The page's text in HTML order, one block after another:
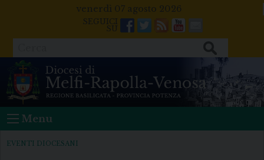
venerdì 07 agosto 2026
Facebook
Twitter
FeedsYoutube
Mail
Menu
EVENTI DIOCESANI